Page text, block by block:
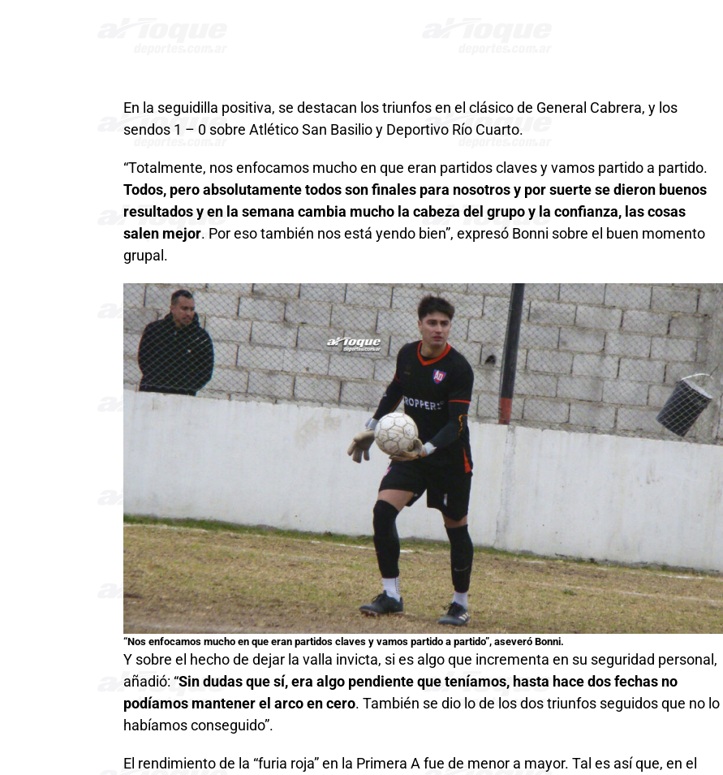
En la seguidilla positiva, se destacan los triunfos en el clásico de General Cabrera, y los
sendos 1 – 0 sobre Atlético San Basilio y Deportivo Río Cuarto.
“Totalmente, nos enfocamos mucho en que eran partidos claves y vamos partido a partido.
Todos, pero absolutamente todos son finales para nosotros y por suerte se dieron buenos
resultados y en la semana cambia mucho la cabeza del grupo y la confianza, las cosas
salen mejor. Por eso también nos está yendo bien”, expresó Bonni sobre el buen momento
grupal.
“Nos enfocamos mucho en que eran partidos claves y vamos partido a partido”, aseveró Bonni.
Y sobre el hecho de dejar la valla invicta, si es algo que incrementa en su seguridad personal,
añadió: “Sin dudas que sí, era algo pendiente que teníamos, hasta hace dos fechas no
podíamos mantener el arco en cero. También se dio lo de los dos triunfos seguidos que no lo
habíamos conseguido”.
El rendimiento de la “furia roja” en la Primera A fue de menor a mayor. Tal es así que, en el